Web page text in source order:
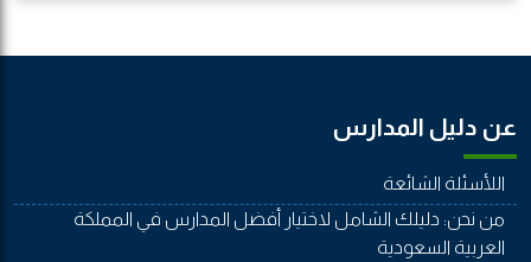
عن دليل المدارس
اللأسئلة الشائعة
من نحن: دليلك الشامل لاختيار أفضل المدارس في المملكة
العربية السعودية